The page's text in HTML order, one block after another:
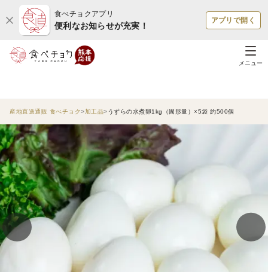
食べチョクアプリ
便利なお知らせが充実！
アプリで開く
メニュー
産地直送通販 食べチョク 加工品 うずらの水煮卵1kg（固形量）×5袋 約500個